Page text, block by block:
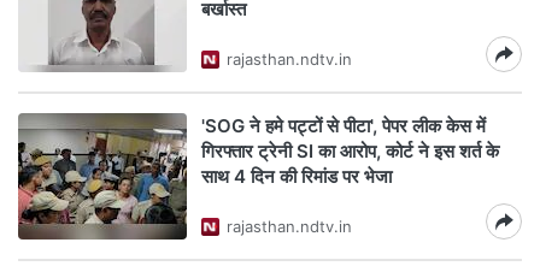
बर्खास्त
rajasthan.ndtv.in
'SOG ने हमे पट्टों से पीटा', पेपर लीक केस में
गिरफ्तार ट्रेनी SI का आरोप, कोर्ट ने इस शर्त के
साथ 4 दिन की रिमांड पर भेजा
rajasthan.ndtv.in